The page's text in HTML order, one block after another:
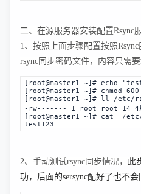
二、在源服务器安装配置Rsync
1、按照上面步骤配置按照
rsync同步密码文件，内容只需
[root@master1 ~]# echo
[root@master1 ~]# chmod
[root@master1 ~]# ll /etc/
-rw------- 1 root root 14 4
[root@master1 ~]# cat /
test123
2、 手动测试rsync同步情况， 此
功，后面的sersync配好了也不会